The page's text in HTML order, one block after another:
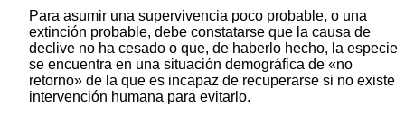
Para asumir una supervivencia poco probable, o una
extinción probable, debe constatarse que la causa de
declive no ha cesado o que, de haberlo hecho, la especie
se encuentra en una situación demográfica de «no
retorno» de la que es incapaz de recuperarse si no existe
intervención humana para evitarlo.